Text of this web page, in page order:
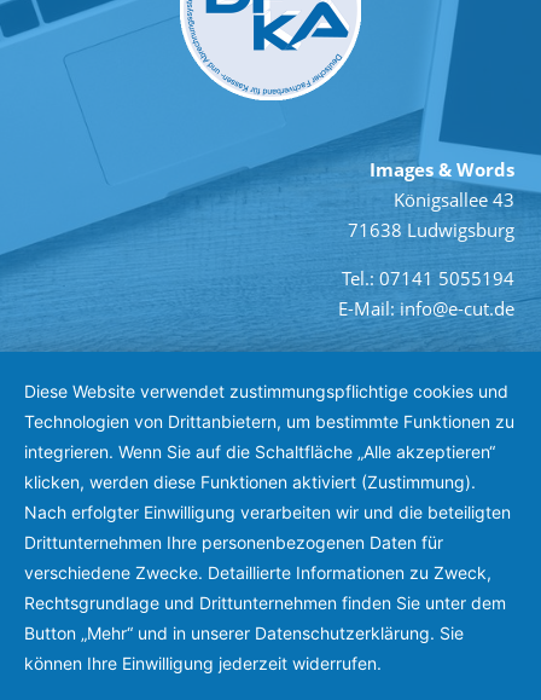
Images & Words
Königsallee 43
71638 Ludwigsburg
Tel.: 07141 5055194
E-Mail: info@e-cut.de
Diese Website verwendet zustimmungspflichtige cookies und
Technologien von Drittanbietern, um bestimmte Funktionen zu
integrieren. Wenn Sie auf die Schaltfläche „Alle akzeptieren“
klicken, werden diese Funktionen aktiviert (Zustimmung).
Nach erfolgter Einwilligung verarbeiten wir und die beteiligten
Drittunternehmen Ihre personenbezogenen Daten für
verschiedene Zwecke. Detaillierte Informationen zu Zweck,
Rechtsgrundlage und Drittunternehmen finden Sie unter dem
Button „Mehr“ und in unserer Datenschutzerklärung. Sie
können Ihre Einwilligung jederzeit widerrufen.